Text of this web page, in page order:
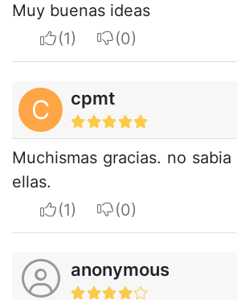
Muy buenas ideas
I apreciateI do not
C cpmt
Muchismas gracias. no
ellas.
I apreciateI do not
anonymous